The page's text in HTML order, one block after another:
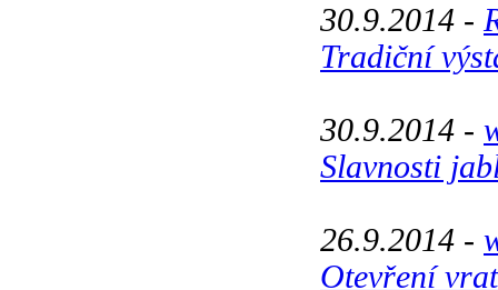
30.9.2014 -
Tradiční
30.9.2014 -
Slavnosti
26.9.2014 -
Otevření